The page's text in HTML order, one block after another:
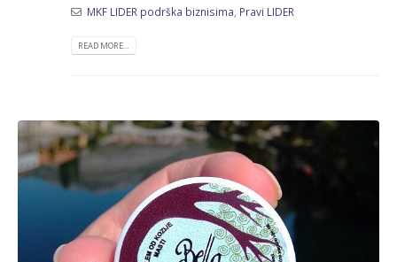
MKF LIDER podrška biznisima Pravi LIDER
READ MORE...